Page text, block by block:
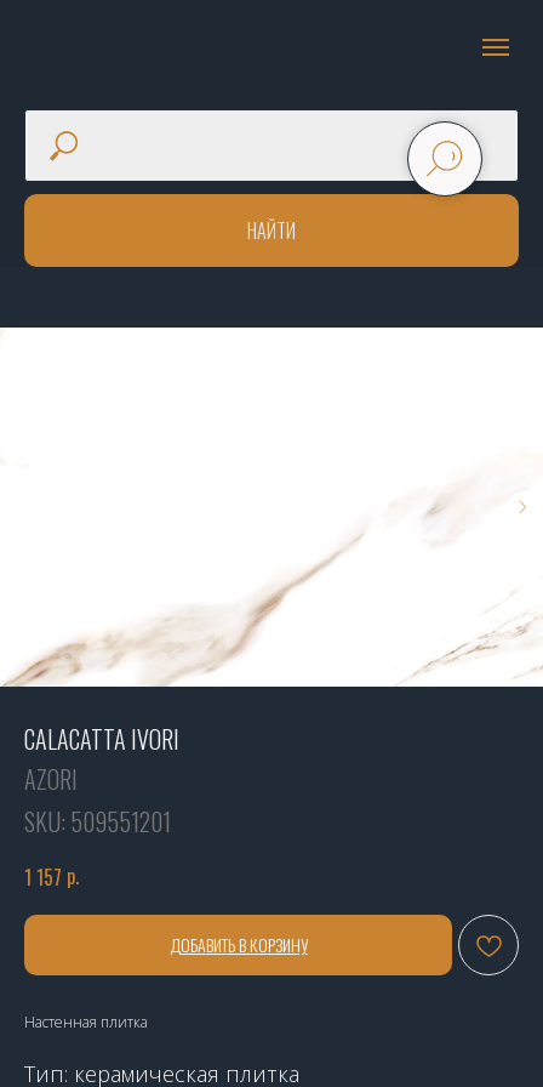
НАЙТИ
CALACATTA IVORI
AZORI
SKU: 509551201
1 157 р.
ДОБАВИТЬ В КОРЗИНУ
Настенная плитка
Тип: керамическая плитка